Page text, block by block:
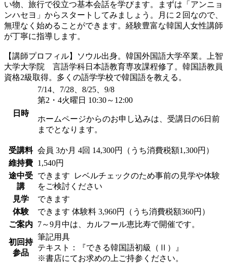
い物、旅行で役立つ基本会話を学びます。まずは「アンニョ
ンハセヨ」からスタートしてみましょう。月に２回なので、
無理なく始めることができます。経験豊富な韓国人女性講師
が丁寧に指導します。
【講師プロフィル】ソウル出身。韓国外国語大学卒業。上智
大学大学院 言語学科日本語教育専攻課程修了。韓国語教員
資格2級取得。多くの語学学校で韓国語を教える。
日時
7/14、7/28、8/25、9/8
第2・4火曜日 10:30～12:00
ホームページからのお申し込みは、受講日の6日前
までとなります。
受講料 会員 3か月 4回 14,300円（うち消費税額1,300円）
維持費
1,540円
途中受
講
できます
レベルチェックのため事前の見学や体験
をご検討ください
見学
できます
体験
できます 体験料 3,960円（うち消費税額360円）
ご案内
7～9月中は、カルフール恵比寿で開催です。
初回持
参品
筆記用具
テキスト：『できる韓国語初級（Ⅱ）』
※書店にてお求めの上ご持参ください。